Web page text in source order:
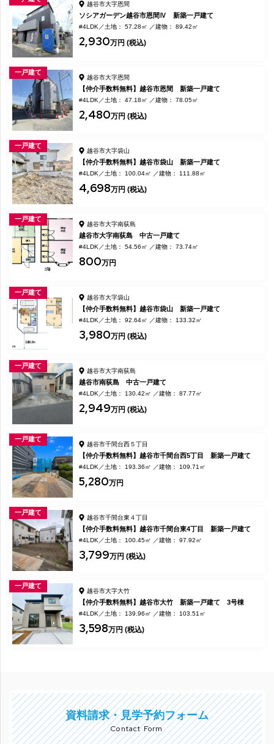
越谷市大字恩間
ソシアガーデン越谷市恩間Ⅳ 新築一戸建て
#4LDK 土地： 57.28㎡ 建物： 89.42㎡
2,930万円 (税込)
一戸建て
越谷市大字恩間
【仲介手数料無料】越谷市恩間 新築一戸建て
#4LDK 土地： 47.18㎡ 建物： 78.05㎡
2,480万円 (税込)
一戸建て
越谷市大字袋山
【仲介手数料無料】越谷市袋山 新築一戸建て
#4LDK 土地： 100.04㎡ 建物： 111.88㎡
4,698万円 (税込)
一戸建て
越谷市大字南荻島
越谷市大字南荻島 中古一戸建て
#4LDK 土地： 54.56㎡ 建物： 73.74㎡
800万円
一戸建て
越谷市大字袋山
【仲介手数料無料】越谷市袋山 新築一戸建て
#4LDK 土地： 92.64㎡ 建物： 133.32㎡
3,980万円 (税込)
一戸建て
越谷市大字南荻島
越谷市南荻島 中古一戸建て
#4LDK 土地： 130.42㎡ 建物： 87.77㎡
2,949万円 (税込)
一戸建て
越谷市千間台西５丁目
【仲介手数料無料】越谷市千間台西5丁目 新築一戸建て
#4LDK 土地： 193.36㎡ 建物： 109.71㎡
5,280万円
一戸建て
越谷市千間台東４丁目
【仲介手数料無料】越谷市千間台東4丁目 新築一戸建て
#4LDK 土地： 100.45㎡ 建物： 97.92㎡
3,799万円 (税込)
一戸建て
越谷市大字大竹
【仲介手数料無料】越谷市大竹 新築一戸建て 3号棟
#4LDK 土地： 139.96㎡ 建物： 103.51㎡
3,598万円 (税込)
資料請求・見学予約フォーム
Contact Form